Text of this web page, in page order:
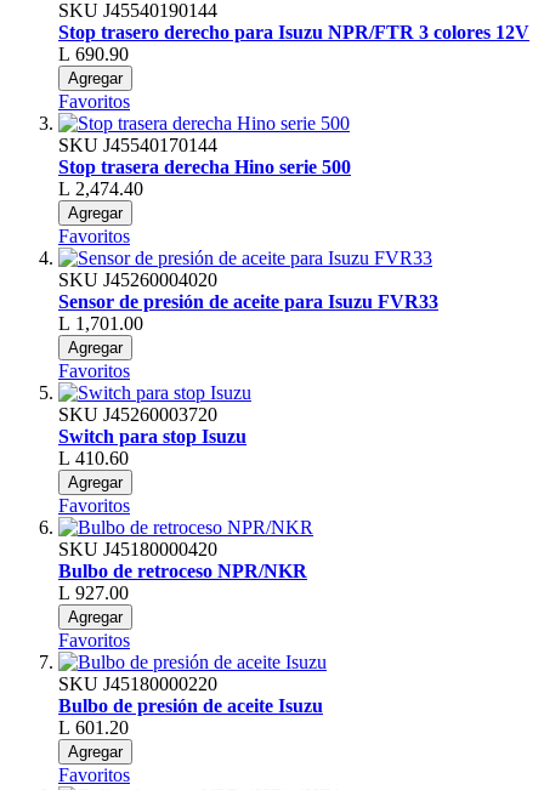
SKU J45540190144
Stop trasero derecho para Isuzu NPR/FTR 3 colores 12V
L 690.90
Agregar
Favoritos
SKU J45540170144
Stop trasera derecha Hino serie 500
L 2,474.40
Agregar
Favoritos
SKU J45260004020
Sensor de presión de aceite para Isuzu FVR33
L 1,701.00
Agregar
Favoritos
SKU J45260003720
Switch para stop Isuzu
L 410.60
Agregar
Favoritos
SKU J45180000420
Bulbo de retroceso NPR/NKR
L 927.00
Agregar
Favoritos
SKU J45180000220
Bulbo de presión de aceite Isuzu
L 601.20
Agregar
Favoritos